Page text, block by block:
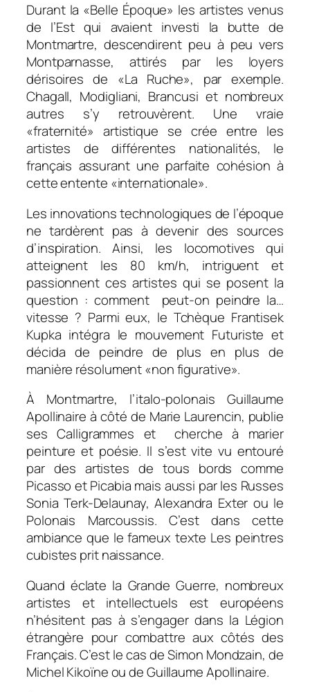
Durant la «Belle Époque» les artistes venus
de l’Est qui avaient investi la butte de
Montmartre, descendirent peu à peu vers
Montparnasse, attirés par les loyers
dérisoires de «La Ruche», par exemple.
Chagall, Modigliani, Brancusi et nombreux
autres s’y retrouvèrent. Une vraie
«fraternité» artistique se crée entre les
artistes de différentes nationalités, le
français assurant une parfaite cohésion à
cette entente «internationale».
Les innovations technologiques de l’époque
ne tardèrent pas à devenir des sources
d’inspiration. Ainsi, les locomotives qui
atteignent les 80 km/h, intriguent et
passionnent ces artistes qui se posent la
question : comment peut-on peindre la…
vitesse ? Parmi eux, le Tchèque Frantisek
Kupka intégra le mouvement Futuriste et
décida de peindre de plus en plus de
manière résolument «non figurative».
À Montmartre, l’italo-polonais Guillaume
Apollinaire à côté de Marie Laurencin, publie
sesCalligrammes et cherche à marier
peinture et poésie. Il s’est vite vu entouré
par des artistes de tous bords comme
Picasso et Picabia mais aussi par les Russes
Sonia Terk-Delaunay, Alexandra Exter ou le
Polonais Marcoussis. C’est dans cette
ambiance que le fameux texte Les peintres
cubistes prit naissance.
Quand éclate la Grande Guerre, nombreux
artistes et intellectuels est européens
n’hésitent pas à s’engager dans la Légion
étrangère pour combattre aux côtés des
Français. C’est le cas de Simon Mondzain, de
Michel Kikoïne ou de Guillaume Apollinaire.